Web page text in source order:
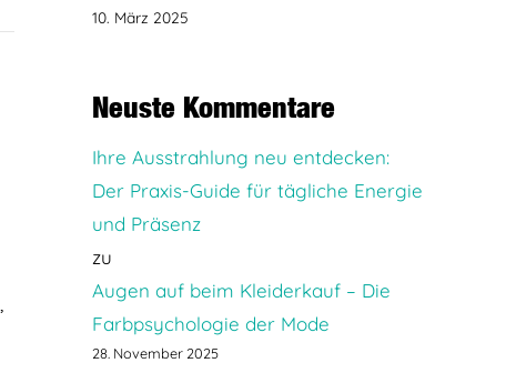
10. März 2025
Neuste Kommentare
Ihre Ausstrahlung neu entdecken:
Der Praxis-Guide für tägliche Energie
und Präsenz
zu
Augen auf beim Kleiderkauf – Die
Farbpsychologie der Mode
28. November 2025